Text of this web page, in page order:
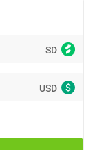
SD
USD $